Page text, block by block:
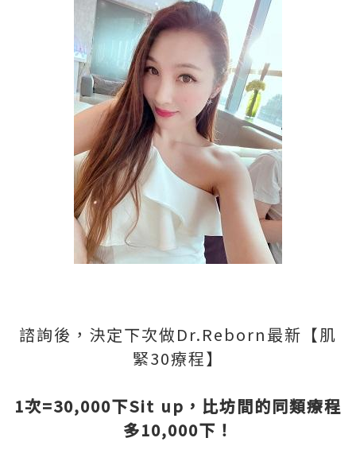
諮詢後，決定下次做Dr.Reborn最新【肌
緊30療程】
1次=30,000下Sit up，比坊間的同類療程
多10,000下！